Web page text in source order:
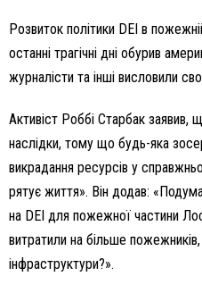
Розвиток політики DEI в
останні трагічні дні обурив
журналісти та інші висловили
Активіст Роббі Старбак заявив,
наслідки, тому що будь-яка
викрадання ресурсів у
рятує життя». Він додав:
на DEI для пожежної частини
витратили на більше
інфраструктури?».